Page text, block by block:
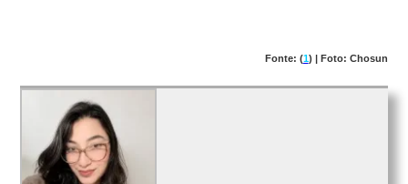
Fonte: (1) | Foto: Chosun